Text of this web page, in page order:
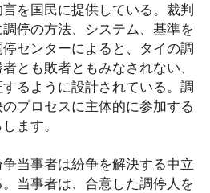
を国民に提供している。裁判
停の方法、システム、基準を
センターによると、タイの調
とも敗者ともみなされない、
るように設計されている。調
プロセスに主体的に参加する
ます。
当事者は紛争を解決する中立
当事者は、合意した調停人を